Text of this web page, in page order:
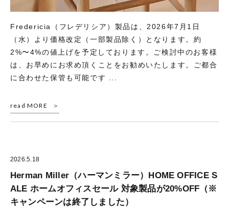
Fredericia（フレデリシア）製品は、2026年7月1日
（水）より価格改定（一部製品除く）となります。約
2%〜4%の値上げを予定しております。ご検討中のお客様
は、お早めにお求め頂くことをお勧めいたします。ご都合
に合わせた保管も可能です ...
read MORE
2026.5.18
Herman Miller（ハーマンミラー）HOME OFFICE S
ALE ホームオフィスセール 対象製品が20%OFF（※
キャンペーンは終了しました）